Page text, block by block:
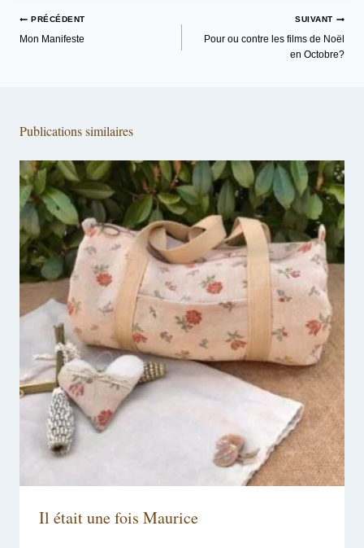
Navigation
de
PRÉCÉDENT
Mon Manifeste
SUIVANT
Pour ou contre les films de Noël
en Octobre?
Publications similaires
Il était une fois Maurice